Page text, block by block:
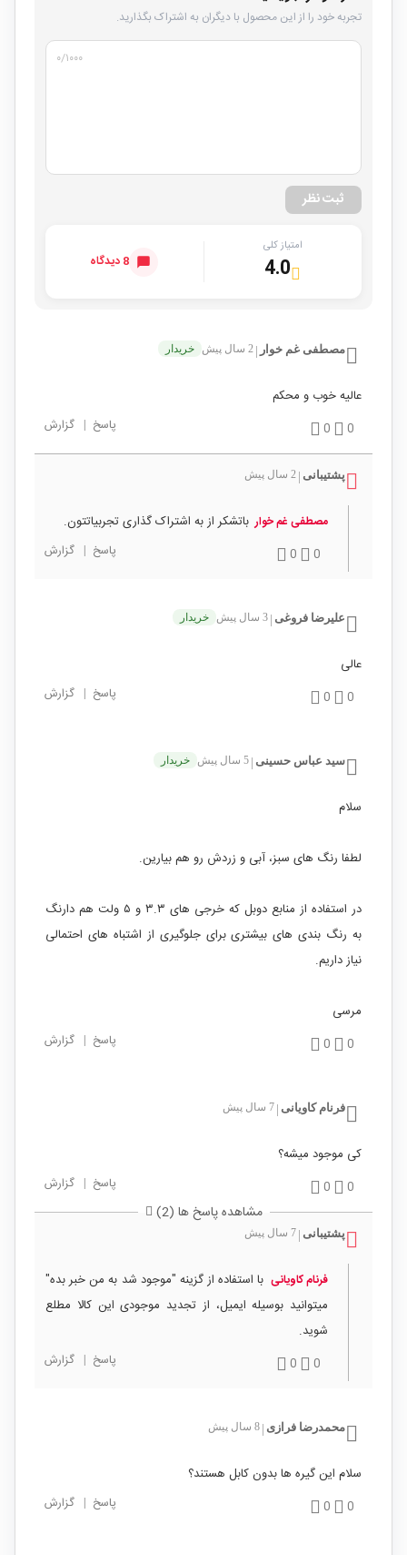
تجربه خود را از این محصول با دیگران به اشتراک بگذارید.
۰/۱۰۰۰
ثبت نظر
امتیاز کلی
4.0 8 دیدگاه
مصطفی غم خوار 2 سال پیش خریدار
عالیه خوب و محکم
0
0 پاسخ | گزارش
پشتیبانی 2 سال پیش
مصطفی غم خوار باتشکر از به اشتراک گذاری تجربیاتتون.
0
0 پاسخ | گزارش
علیرضا فروغی 3 سال پیش خریدار
عالی
0
0 پاسخ | گزارش
سید عباس حسینی 5 سال پیش خریدار
سلام
لطفا رنگ های سبز، آبی و زردش رو هم بیارین.
در استفاده از منابع دوبل که خرجی های ۳.۳ و ۵ ولت هم دارنگ
به رنگ بندی های بیشتری برای جلوگیری از اشتباه های احتمالی
نیاز داریم.
مرسی
0
0 پاسخ | گزارش
فرنام کاویانی 7 سال پیش
کی موجود میشه؟
0
0 پاسخ | گزارش
مشاهده پاسخ ها (2)
پشتیبانی 7 سال پیش
فرنام کاویانی با استفاده از گزینه "موجود شد به من خبر بده"
میتوانید بوسیله ایمیل، از تجدید موجودی این کالا مطلع
شوید.
0
0 پاسخ | گزارش
محمدرضا فرازی 8 سال پیش
سلام این گیره ها بدون کابل هستند؟
0
0 پاسخ | گزارش